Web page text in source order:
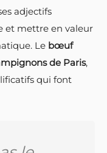
adjectifs
et mettre en valeur
Le bœuf
de Paris,
qui font